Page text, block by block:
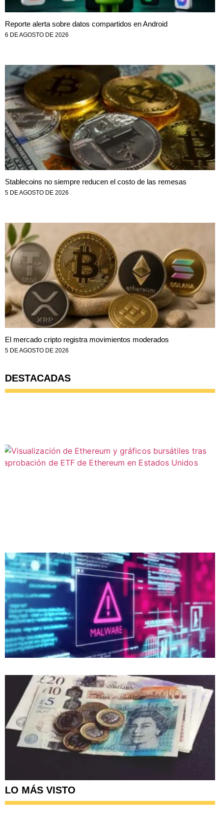
Reporte alerta sobre datos compartidos en Android
6 DE AGOSTO DE 2026
Stablecoins no siempre reducen el costo de las remesas
5 DE AGOSTO DE 2026
El mercado cripto registra movimientos moderados
5 DE AGOSTO DE 2026
DESTACADAS
LO MÁS VISTO